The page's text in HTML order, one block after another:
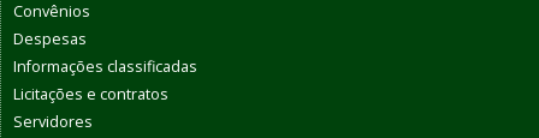
Convênios
Despesas
Informações classificadas
Licitações e contratos
Servidores